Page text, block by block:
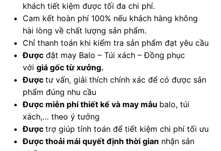
khách tiết kiệm được tối đa chi phí.
Cam kết hoàn phí 100% nếu khách hàng không
hài lòng về chất lượng sản phẩm.
Chỉ thanh toán khi kiểm tra sản phẩm đạt yêu cầu
Đượcđặt may Balo – Túi xách – Đồng phục
với giá gốc từ xưởng.
Được tư vấn, giải thích chính xác để có được sản
phẩm đúng nhu cầu
Được miễn phí thiết kế và may mẫu balo, túi
xách,… theo ý tưởng
Được trợ giúp tính toán để tiết kiệm chi phí tối ưu
Được thoải mái quyết định thời gian nhận sản